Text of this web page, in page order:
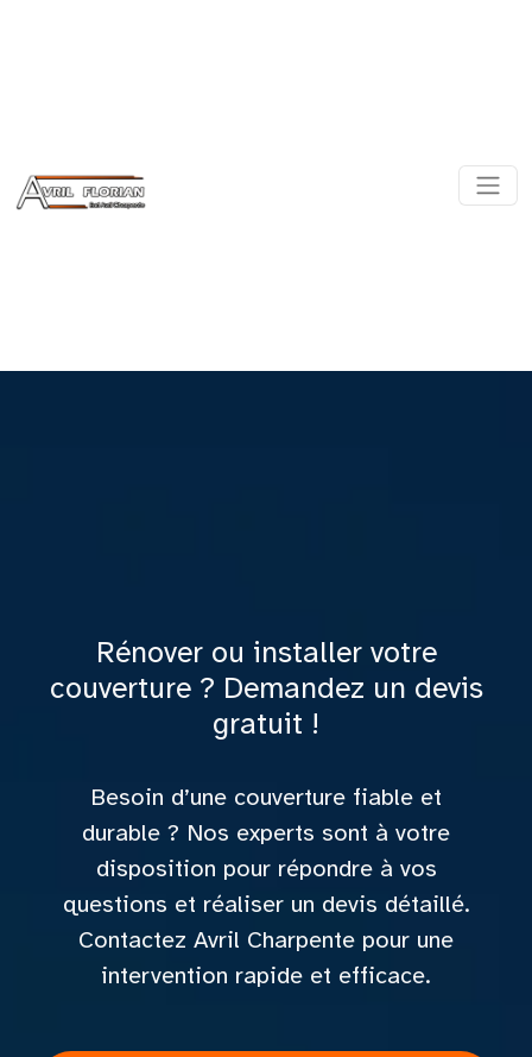
Rénover ou installer votre
couverture ? Demandez un devis
gratuit !
Besoin d’une couverture fiable et
durable ? Nos experts sont à votre
disposition pour répondre à vos
questions et réaliser un devis détaillé.
Contactez Avril Charpente pour une
intervention rapide et efficace.